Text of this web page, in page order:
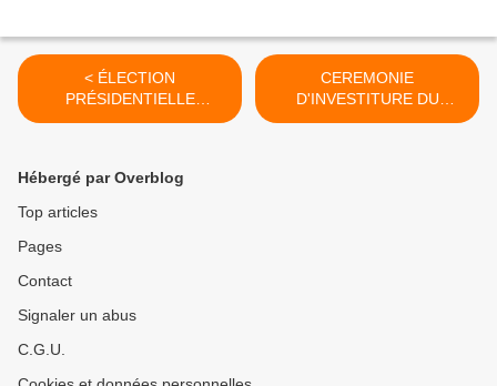
< ÉLECTION
PRÉSIDENTIELLE
FRANÇAISE D'AVRIL 2022
ATTENDU !
CEREMONIE
D'INVESTITURE DU
PRESIDENT EMMANUEL
Hébergé par Overblog
Top articles
Pages
Contact
Signaler un abus
C.G.U.